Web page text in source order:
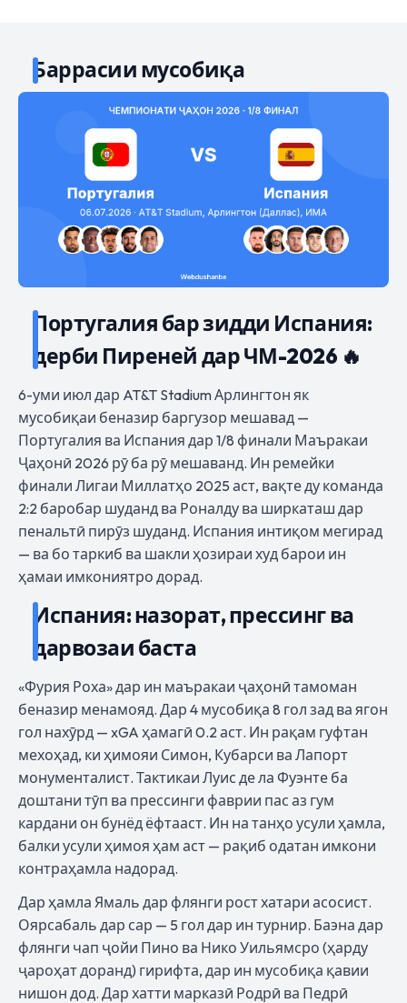
Баррасии мусобиқа
Португалия бар зидди Испания:
дерби Пиреней дар ЧМ-2026 🔥
6-уми июл дар AT&T Stadium Арлингтон як
мусобиқаи беназир баргузор мешавад —
Португалия ва Испания дар 1/8 финали Маъракаи
Ҷаҳонӣ 2026 рӯ ба рӯ мешаванд. Ин ремейки
финали Лигаи Миллатҳо 2025 аст, вақте ду команда
2:2 баробар шуданд ва Роналду ва ширкаташ дар
пенальтӣ пирӯз шуданд. Испания интиқом мегирад
— ва бо таркиб ва шакли ҳозираи худ барои ин
ҳамаи имкониятро дорад.
Испания: назорат, прессинг ва
дарвозаи баста
«Фурия Роха» дар ин маъракаи ҷаҳонӣ тамоман
беназир менамояд. Дар 4 мусобиқа 8 гол зад ва ягон
гол нахӯрд — xGA ҳамагӣ 0.2 аст. Ин рақам гуфтан
мехоҳад, ки ҳимояи Симон, Кубарси ва Лапорт
монументалист. Тактикаи Луис де ла Фуэнте ба
доштани тӯп ва прессинги фаврии пас аз гум
кардани он бунёд ёфтааст. Ин на танҳо усули ҳамла,
балки усули ҳимоя ҳам аст — рақиб одатан имкони
контраҳамла надорад.
Дар ҳамла Ямаль дар флянги рост хатари асосист.
Оярсабаль дар сар — 5 гол дар ин турнир. Баэна дар
флянги чап ҷойи Пино ва Нико Уильямсро (ҳарду
ҷароҳат доранд) гирифта, дар ин мусобиқа қавии
нишон дод. Дар хатти марказӣ Родрӣ ва Педрӣ